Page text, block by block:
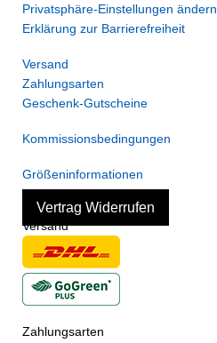
Privatsphäre-Einstellungen ändern
Erklärung zur Barrierefreiheit
Versand
Zahlungsarten
Geschenk-Gutscheine
Kommissionsbedingungen
Größeninformationen
Vertrag Widerrufen
Versand
Zahlungsarten